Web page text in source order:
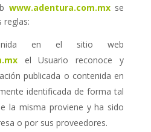
www.adentura.com.mxse
reglas:
en el sitio web
el Usuario reconoce y
publicada o contenida en
identificada de forma tal
la misma proviene y ha sido
o por sus proveedores.